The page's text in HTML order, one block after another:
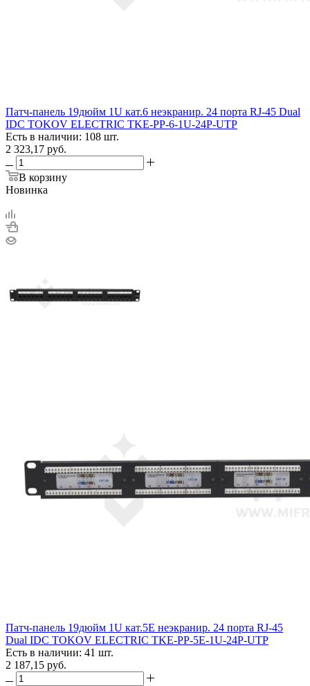
Патч-панель 19дюйм 1U кат.6 неэкранир. 24 порта RJ-45 Dual
IDC TOKOV ELECTRIC TKE-PP-6-1U-24P-UTP
Есть в наличии: 108 шт.
2 323,17 руб.
В корзину
Новинка
Патч-панель 19дюйм 1U кат.5E неэкранир. 24 порта RJ-45
Dual IDC TOKOV ELECTRIC TKE-PP-5E-1U-24P-UTP
Есть в наличии: 41 шт.
2 187,15 руб.